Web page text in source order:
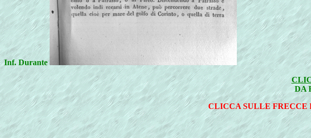
Inf. Durante
DA
CLICCA SULLE